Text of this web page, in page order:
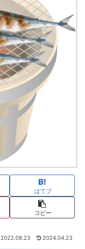
はてブ
コピー
2022.08.23 2024.04.23